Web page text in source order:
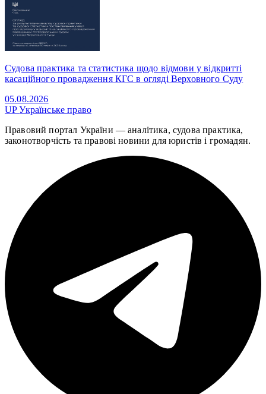
Судова практика та статистика щодо відмови у відкритті
касаційного провадження КГС в огляді Верховного Суду
05.08.2026
UPУкраїнське право
Правовий портал України — аналітика, судова практика,
законотворчість та правові новини для юристів і громадян.